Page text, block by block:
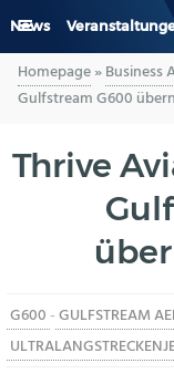
News
GENERAL AVIATION
LUFTVERKEHR
INDUSTRIE
Homepage»Business
Gulfstream G600
Thrive
G600 -GULFSTREAM